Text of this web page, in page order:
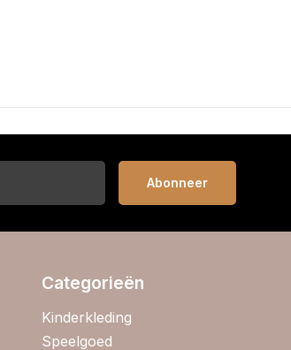
Abonneer
Categorieën
Kinderkleding
Speelgoed